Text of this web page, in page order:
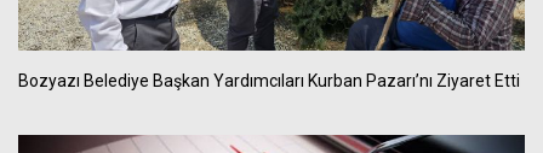
Bozyazı Belediye Başkan Yardımcıları Kurban Pazarı’nı Ziyaret Etti